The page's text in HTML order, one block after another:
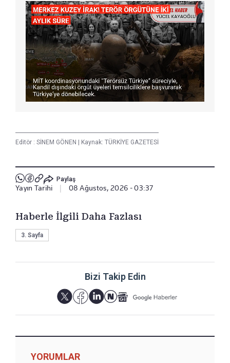
Editör : SİNEM GÖNEN Kaynak: TÜRKİYE GAZETESİ
Paylaş
Yayın Tarihi 08 Ağustos, 2026 - 03:37
Haberle İlgili Daha Fazlası
3. Sayfa
Bizi Takip Edin
YORUMLAR